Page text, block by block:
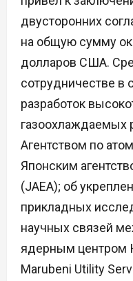
двусторонних
на общую сумму
долларов США.
сотрудничестве в
разработок
газоохлаждаемых
Агентством по
Японским
(JAEA); об
прикладных
научных связей
ядерным центром
Marubeni Utility